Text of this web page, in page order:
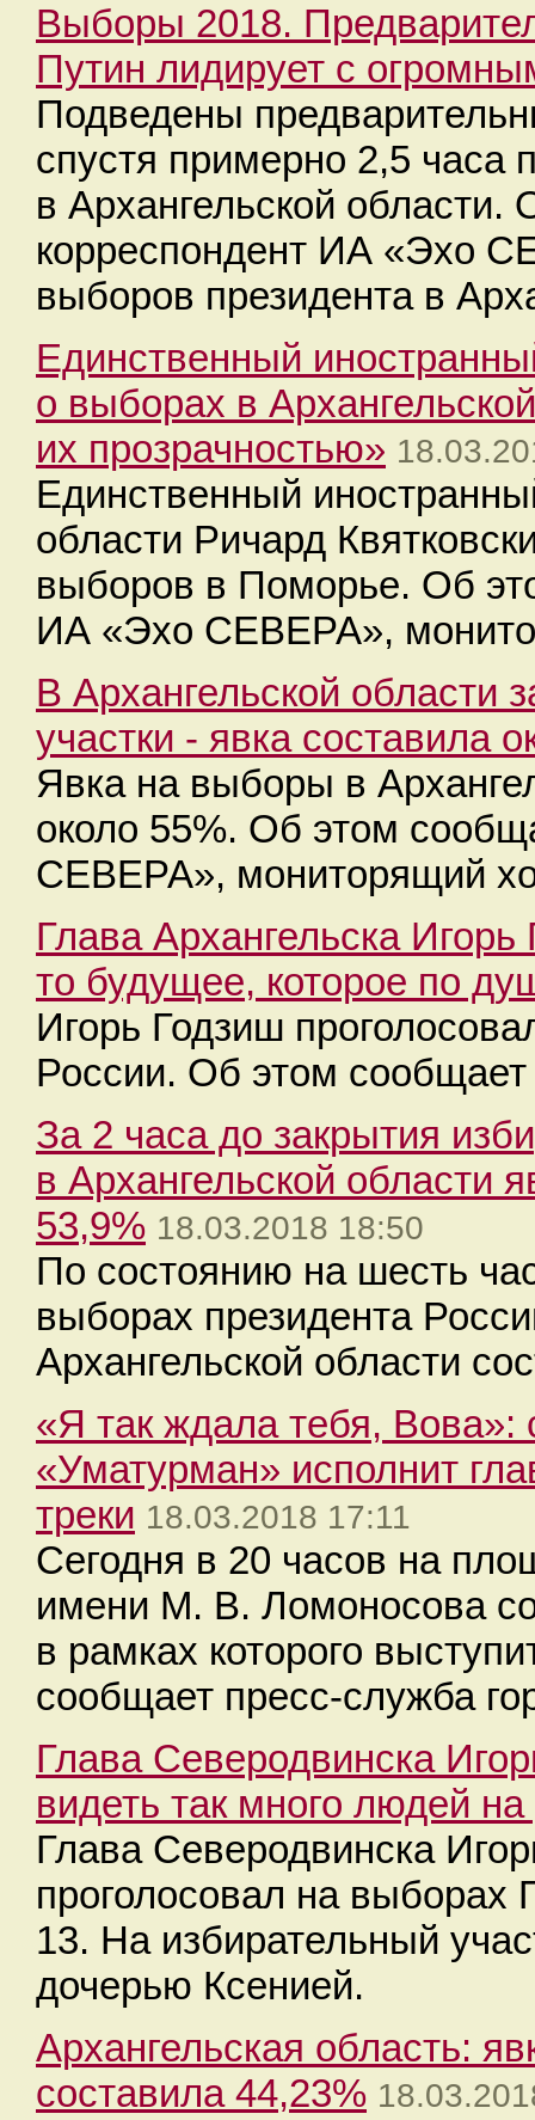
Выборы 2018.
Путин лидирует с
Подведены
спустя примерно 2,5 часа
в Архангельской
корреспондент ИА «Эхо
выборов президента в
Единственный
о выборах в
их прозрачностью»
Единственный
области Ричард
выборов в Поморье. Об
ИА «Эхо СЕВЕРА»,
В Архангельской области
участки - явка составила
Явка на выборы в
около 55%. Об этом
СЕВЕРА», мониторящий
Глава Архангельска
то будущее, которое по
Игорь Годзиш
России. Об этом
За 2 часа до закрытия
в Архангельской области
53,9% 18.03.2018 18:50
По состоянию на шесть
выборах президента
Архангельской области
«Я так ждала тебя, Вова»:
«Уматурман» исполнит
треки 18.03.2018 17:11
Сегодня в 20 часов на
имени М. В. Ломоносова
в рамках которого
сообщает пресс-служба
Глава Северодвинска
видеть так много людей на
Глава Северодвинска
проголосовал на
13. На избирательный
дочерью Ксенией.
Архангельская область:
составила 44,23%